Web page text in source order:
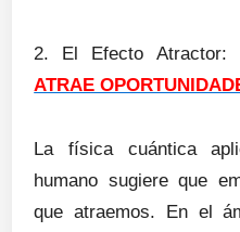
2. El Efecto Atractor:
ATRAE
La física cuántica
humano sugiere que
que atraemos. En el